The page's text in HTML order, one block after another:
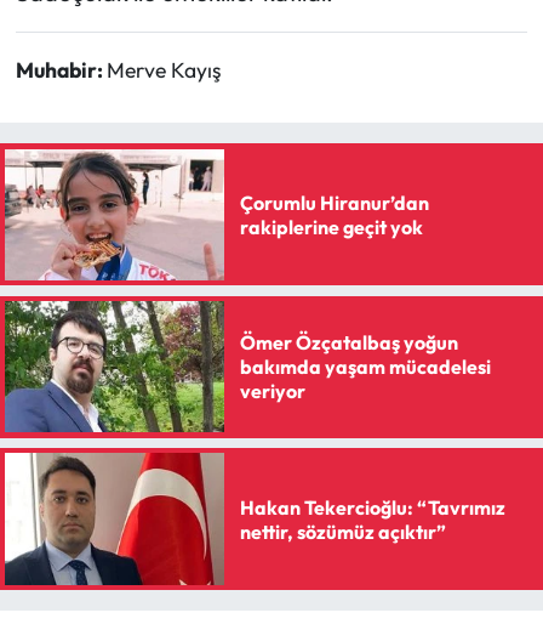
Muhabir: Merve Kayış
Çorumlu Hiranur’dan
rakiplerine geçit yok
Ömer Özçatalbaş yoğun
bakımda yaşam mücadelesi
veriyor
Hakan Tekercioğlu: “Tavrımız
nettir, sözümüz açıktır”